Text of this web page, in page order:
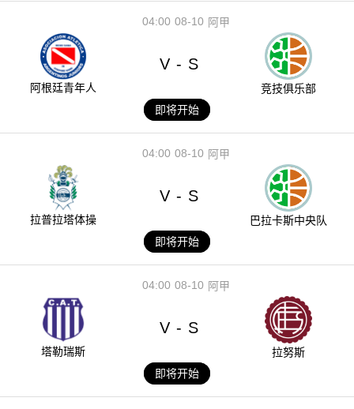
08-10
04:00 阿甲
阿根廷青年人
V - S
竞技俱乐部
即将开始
08-10
04:00 阿甲
拉普拉塔体操
V - S
巴拉卡斯中央队
即将开始
08-10
04:00 阿甲
塔勒瑞斯
V - S
拉努斯
即将开始